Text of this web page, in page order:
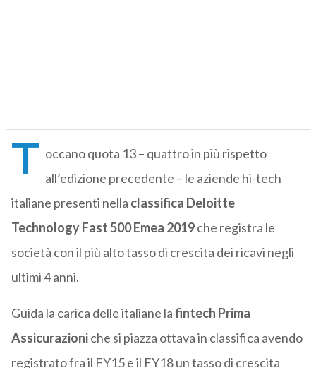
T occano quota 13 – quattro in più rispetto
all’edizione precedente – le aziende hi-tech
italiane presenti nella classifica Deloitte
Technology Fast 500 Emea 2019che registra le
società con il più alto tasso di crescita dei ricavi negli
ultimi 4 anni.
Guida la carica delle italiane lafintech Prima
Assicurazioniche si piazza ottava in classifica avendo
registrato fra il FY15 e il FY18 un tasso di crescita